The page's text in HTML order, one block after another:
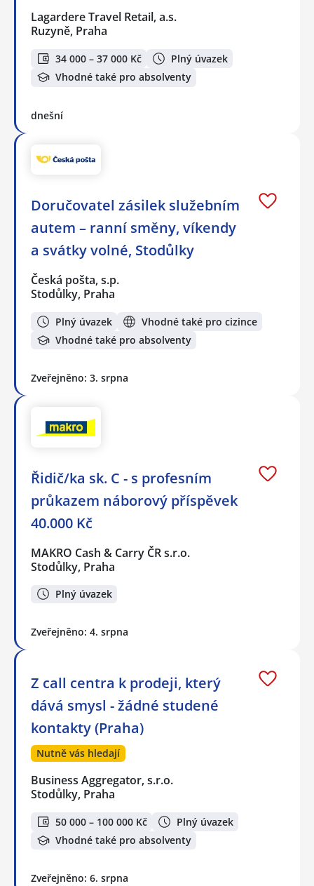
Lagardere Travel Retail, a.s.
Ruzyně, Praha
34 000 – 37 000 Kč
Plný úvazek
Vhodné také pro absolventy
dnešní
Doručovatel zásilek služebním
autem – ranní směny, víkendy
a svátky volné, Stodůlky
Česká pošta, s.p.
Stodůlky, Praha
Plný úvazek
Vhodné také pro cizince
Vhodné také pro absolventy
Zveřejněno: 3. srpna
Řidič/ka sk. C - s profesním
průkazem náborový příspěvek
40.000 Kč
MAKRO Cash & Carry ČR s.r.o.
Stodůlky, Praha
Plný úvazek
Zveřejněno: 4. srpna
Z call centra k prodeji, který
dává smysl - žádné studené
kontakty (Praha)
Nutně vás hledají
Business Aggregator, s.r.o.
Stodůlky, Praha
50 000 – 100 000 Kč
Plný úvazek
Vhodné také pro absolventy
Zveřejněno: 6. srpna